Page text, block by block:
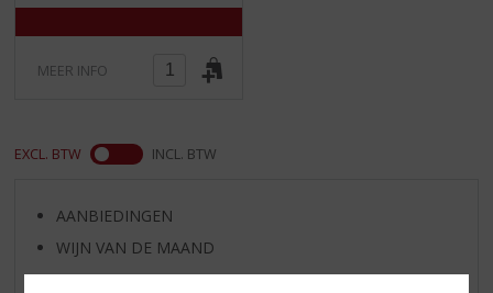
i
e
/
MEER INFO
EXCL. BTW INCL. BTW
AANBIEDINGEN
WIJN VAN DE MAAND
WHISKY VAN DE MAAND